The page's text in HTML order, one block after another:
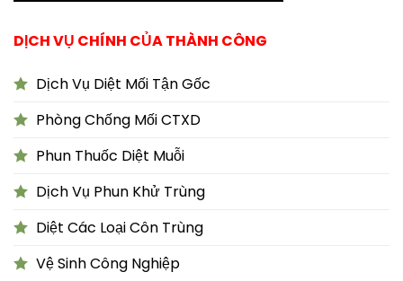
DỊCH VỤ CHÍNH CỦA THÀNH CÔNG
Dịch Vụ Diệt Mối Tận Gốc
Phòng Chống Mối CTXD
Phun Thuốc Diệt Muỗi
Dịch Vụ Phun Khử Trùng
Diệt Các Loại Côn Trùng
Vệ Sinh Công Nghiệp